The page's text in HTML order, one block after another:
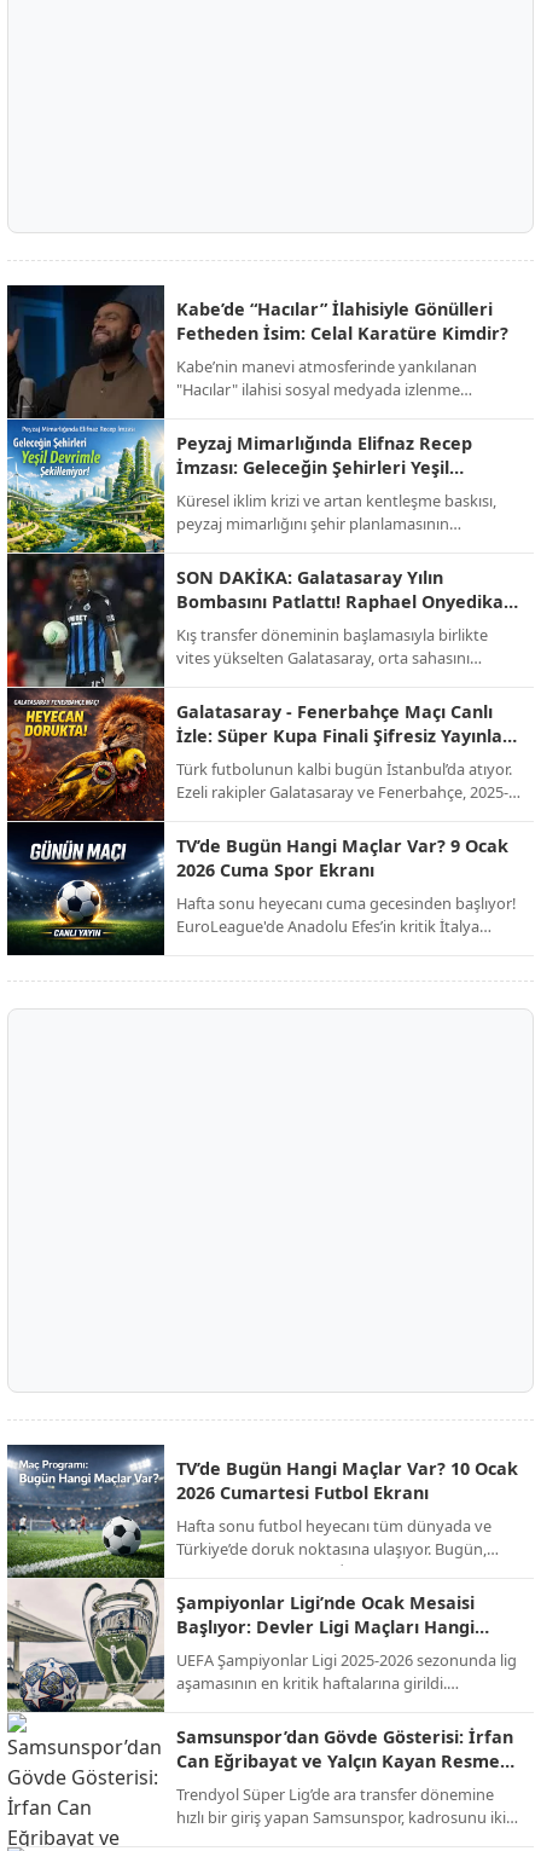
Kabe’de “Hacılar” İlahisiyle Gönülleri
Fetheden İsim: Celal Karatüre Kimdir?
Kabe’nin manevi atmosferinde yankılanan
"Hacılar" ilahisi sosyal medyada izlenme
Karatüre’nin hayatı ve biyografisi merak konusu
oldu.
Peyzaj Mimarlığında Elifnaz Recep
İmzası: Geleceğin Şehirleri Yeşil
Devrimle Şekilleniyor!
Küresel iklim krizi ve artan kentleşme baskısı,
peyzaj mimarlığını şehir planlamasının
Elifnaz Recep, modern mimarinin artık sadece
binalardan ibaret olmadığını, doğayla entegre
yaşayan "nefes alan" alanların bir zorunluluk
haline geldiğini vurguluyor.
SON DAKİKA: Galatasaray Yılın
Bombasını Patlattı! Raphael Onyedika
Transferinde Mutlu Son!
Kış transfer döneminin başlamasıyla birlikte
vites yükselten Galatasaray, orta sahasını
kırmızılı yönetim, bir süredir görüşme halinde
olduğu Nijeryalı yıldız Raphael Onyedika ve
kulübü Club Brugge ile her konuda anlaşmaya
vardı. İşte dev transferin bonservis bedeli, maaş
detayları ve sözleşme şartları!
Galatasaray - Fenerbahçe Maçı Canlı
İzle: Süper Kupa Finali Şifresiz Yayınla
Ekranda!
Türk futbolunun kalbi bugün İstanbul’da atıyor.
Ezeli rakipler Galatasaray ve Fenerbahçe, 2025-
müzelerine götürmek için karşı karşıya geliyor.
Milyonların beklediği dev derbi, şifresiz kanal
müjdesiyle futbolseverleri ekran başına kilitliyor.
TV’de Bugün Hangi Maçlar Var? 9 Ocak
2026 Cuma Spor Ekranı
Hafta sonu heyecanı cuma gecesinden başlıyor!
EuroLeague'de Anadolu Efes’in kritik İtalya
TV’de Bugün Hangi Maçlar Var? 10 Ocak
2026 Cumartesi Futbol Ekranı
Hafta sonu futbol heyecanı tüm dünyada ve
Türkiye’de doruk noktasına ulaşıyor. Bugün,
Süper Kupa finalinden İngiltere FA Cup’a,
İspanya La Liga’dan İtalya Serie A’ya kadar
onlarca kritik mücadele canlı yayınla ekranlara
gelecek. İşte günün öne çıkan maçları ve yayıncı
kuruluşları...
Şampiyonlar Ligi’nde Ocak Mesaisi
Başlıyor: Devler Ligi Maçları Hangi
Kanalda, Saat Kaçta?
UEFA Şampiyonlar Ligi 2025-2026 sezonunda lig
aşamasının en kritik haftalarına girildi.
heyecanı, Ocak ayındaki son iki hafta maçlarıyla
zirve yapacak. Temsilcimiz Galatasaray'ın da
sahne alacağı bu dev organizasyonun yayın
bilgileri netleşti.
Samsunspor’dan Gövde Gösterisi: İrfan
Can Eğribayat ve Yalçın Kayan Resmen
Açıklandı!
Trendyol Süper Lig’de ara transfer dönemine
hızlı bir giriş yapan Samsunspor, kadrosunu iki